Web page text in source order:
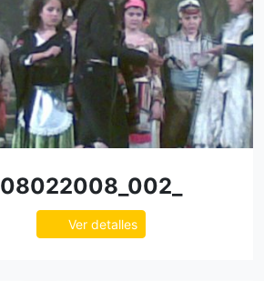
08022008_002_
Ver detalles